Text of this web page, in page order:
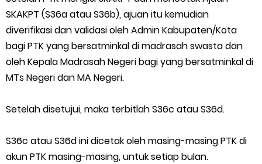
Juknis Pembayaran TPG Guru Madrasah 2026
Pelatihan MOOC Pintar Kemenag Periode Maret 2026
Edaran Penyaluran BOP RA & BOS Madrasah Tahap I Tahun
2026
Yang Dilakukan Proktor Sebelum Simulasi TKA
SKAKPT (S36a atau S36b), ajuan itu kemudian
diverifikasi dan validasi oleh Admin Kabupaten/Kota
bagi PTK yang bersatminkal di madrasah swasta dan
oleh Kepala Madrasah Negeri bagi yang bersatminkal di
MTs Negeri dan MA Negeri.
Setelah disetujui, maka terbitlah S36c atau S36d.
S36c atau S36d ini dicetak oleh masing-masing PTK di
akun PTK masing-masing, untuk setiap bulan.